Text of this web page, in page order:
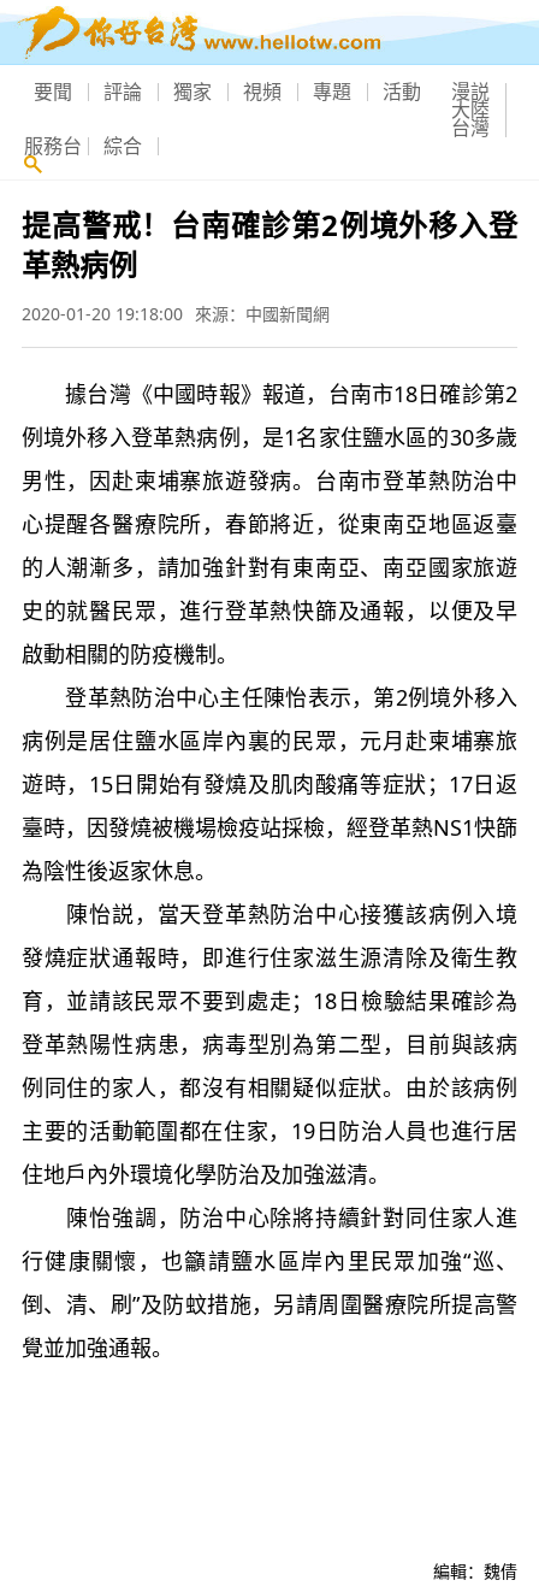
要聞 評論 獨家 視頻 專題 活動 漫説
大陸
台灣
服務台 綜合
提高警戒！台南確診第2例境外移入登
革熱病例
2020-01-20 19:18:00 來源：中國新聞網
據台灣《中國時報》報道，台南市18日確診第2
例境外移入登革熱病例，是1名家住鹽水區的30多歲
男性，因赴柬埔寨旅遊發病。台南市登革熱防治中
心提醒各醫療院所，春節將近，從東南亞地區返臺
的人潮漸多，請加強針對有東南亞、南亞國家旅遊
史的就醫民眾，進行登革熱快篩及通報，以便及早
啟動相關的防疫機制。
登革熱防治中心主任陳怡表示，第2例境外移入
病例是居住鹽水區岸內裏的民眾，元月赴柬埔寨旅
遊時，15日開始有發燒及肌肉酸痛等症狀；17日返
臺時，因發燒被機場檢疫站採檢，經登革熱NS1快篩
為陰性後返家休息。
陳怡説，當天登革熱防治中心接獲該病例入境
發燒症狀通報時，即進行住家滋生源清除及衛生教
育，並請該民眾不要到處走；18日檢驗結果確診為
登革熱陽性病患，病毒型別為第二型，目前與該病
例同住的家人，都沒有相關疑似症狀。由於該病例
主要的活動範圍都在住家，19日防治人員也進行居
住地戶內外環境化學防治及加強滋清。
陳怡強調，防治中心除將持續針對同住家人進
行健康關懷，也籲請鹽水區岸內里民眾加強“巡、
倒、清、刷”及防蚊措施，另請周圍醫療院所提高警
覺並加強通報。
編輯：魏倩